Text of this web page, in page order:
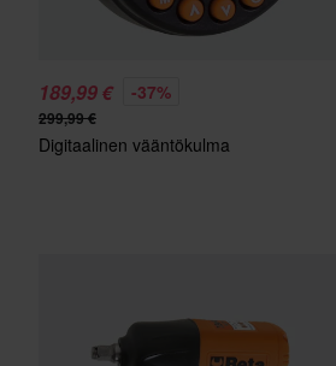
189,99 € -37%
299,99 €
Digitaalinen vääntökulma